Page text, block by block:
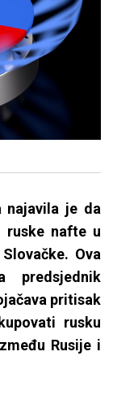
najavila je da
ruske nafte u
Ova
predsjednik
pritisak
rusku
Rusije i